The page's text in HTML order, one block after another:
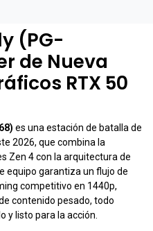
(PG-
de Nueva
RTX 50
es una estación de batalla de
2026, que combina la
Zen 4 con la arquitectura de
equipo garantiza un flujo de
competitivo en 1440p,
contenido pesado, todo
y listo para la acción.